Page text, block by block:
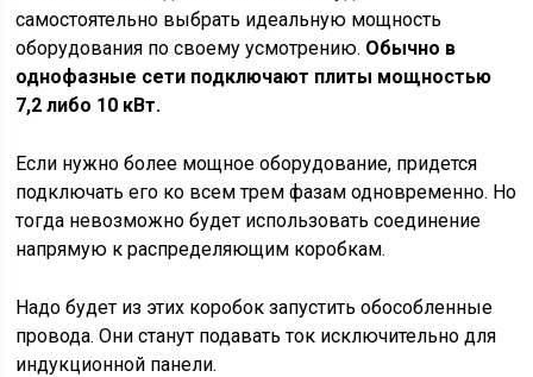
самостоятельно выбрать идеальную мощность
оборудования по своему усмотрению. Обычно в
однофазные сети подключают плиты мощностью
7,2 либо 10 кВт.
Если нужно более мощное оборудование, придется
подключать его ко всем трем фазам одновременно. Но
тогда невозможно будет использовать соединение
напрямую к распределяющим коробкам.
Надо будет из этих коробок запустить обособленные
провода. Они станут подавать ток исключительно для
индукционной панели.